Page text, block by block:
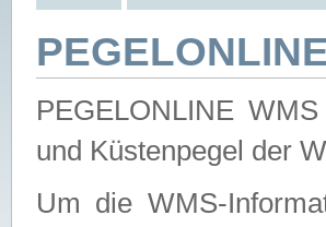
PEGELONLINE
und Küstenpegel der
Um die WMS-